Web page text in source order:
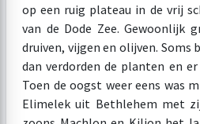
op een ruig plateau in de vrij
van de Dode Zee. Gewoonlijk
druiven, vijgen en olijven. Soms
dan verdorden de planten en
Toen de oogst weer eens was
Elimelek uit Bethlehem met